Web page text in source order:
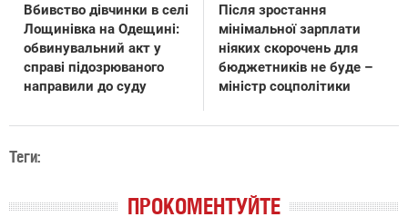
Вбивство дівчинки в селі
Лощинівка на Одещині:
обвинувальний акт у
справі підозрюваного
направили до суду
Після зростання
мінімальної зарплати
ніяких скорочень для
бюджетників не буде –
міністр соцполітики
Теги:
ПРОКОМЕНТУЙТЕ